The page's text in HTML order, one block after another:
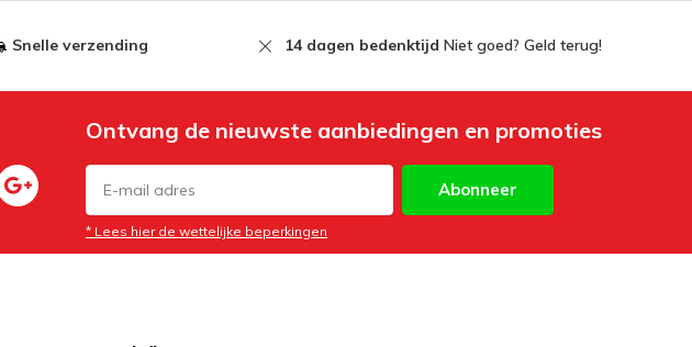
Snelle verzending 14 dagen bedenktijd Niet goed? Geld terug!
Ontvang de nieuwste aanbiedingen en promoties
Abonneer
* Lees hier de wettelijke beperkingen